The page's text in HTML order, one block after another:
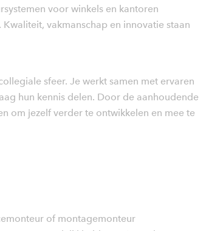
voor winkels en kantoren
vakmanschap en innovatie staan
sfeer. Je werkt samen met ervaren
hun kennis delen. Door de aanhoudende
om jezelf verder te ontwikkelen en mee te
of montagemonteur